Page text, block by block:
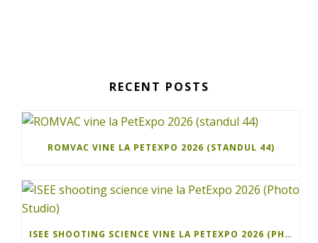
RECENT POSTS
ROMVAC VINE LA PETEXPO 2026 (STANDUL 44)
ISEE SHOOTING SCIENCE VINE LA PETEXPO 2026 (PHOTO STUDIO)